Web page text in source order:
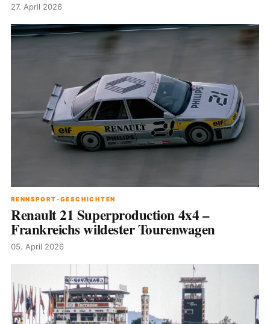
27. April 2026
RENNSPORT-GESCHICHTEN
Renault 21 Superproduction 4x4 –
Frankreichs wildester Tourenwagen
05. April 2026